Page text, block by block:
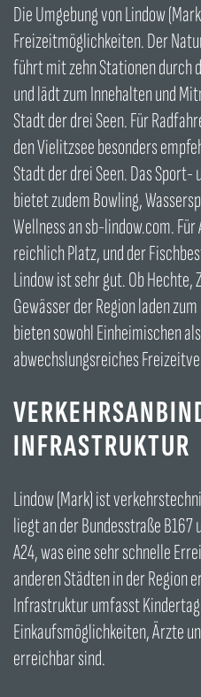
Die Umgebung von Lindow
Freizeitmöglichkeiten. Der
führt mit zehn Stationen durch
und lädt zum Innehalten und
Stadt der drei Seen. Für
den Vielitzsee besonders
Stadt der drei Seen. Das
bietet zudem Bowling,
Wellness an sb-lindow.com.
reichlich Platz, und der
Lindow ist sehr gut. Ob
Gewässer der Region laden
bieten sowohl Einheimischen
abwechslungsreiches
INFRASTRUKTUR
Lindow (Mark) ist
liegt an der Bundesstraße
A24, was eine sehr schnelle
anderen Städten in der Region
Infrastruktur umfasst
Einkaufsmöglichkeiten, Ärzte
erreichbar sind.